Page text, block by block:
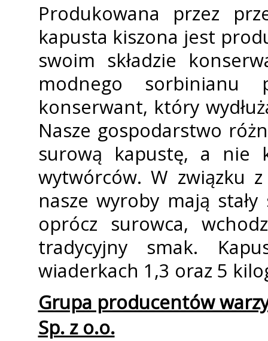
Produkowana przez
kapusta kiszona jest
swoim składzie
modnego sorbinianu
konserwant, który
Nasze gospodarstwo
surową kapustę, a nie
wytwórców. W związku
nasze wyroby mają
oprócz surowca,
tradycyjny smak.
wiaderkach 1,3 oraz 5
Grupa producentów
Sp. z o.o.